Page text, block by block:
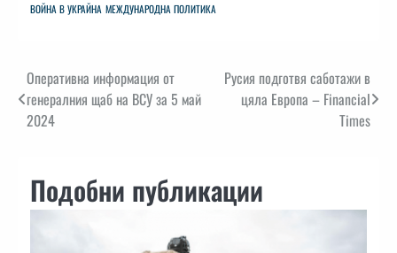
ВОЙНА В УКРАЙНА МЕЖДУНАРОДНА ПОЛИТИКА
Навигация
Оперативна информация от
генералния щаб на ВСУ за 5 май
2024
Русия подготвя саботажи в
цяла Европа – Financial
Times
Подобни публикации